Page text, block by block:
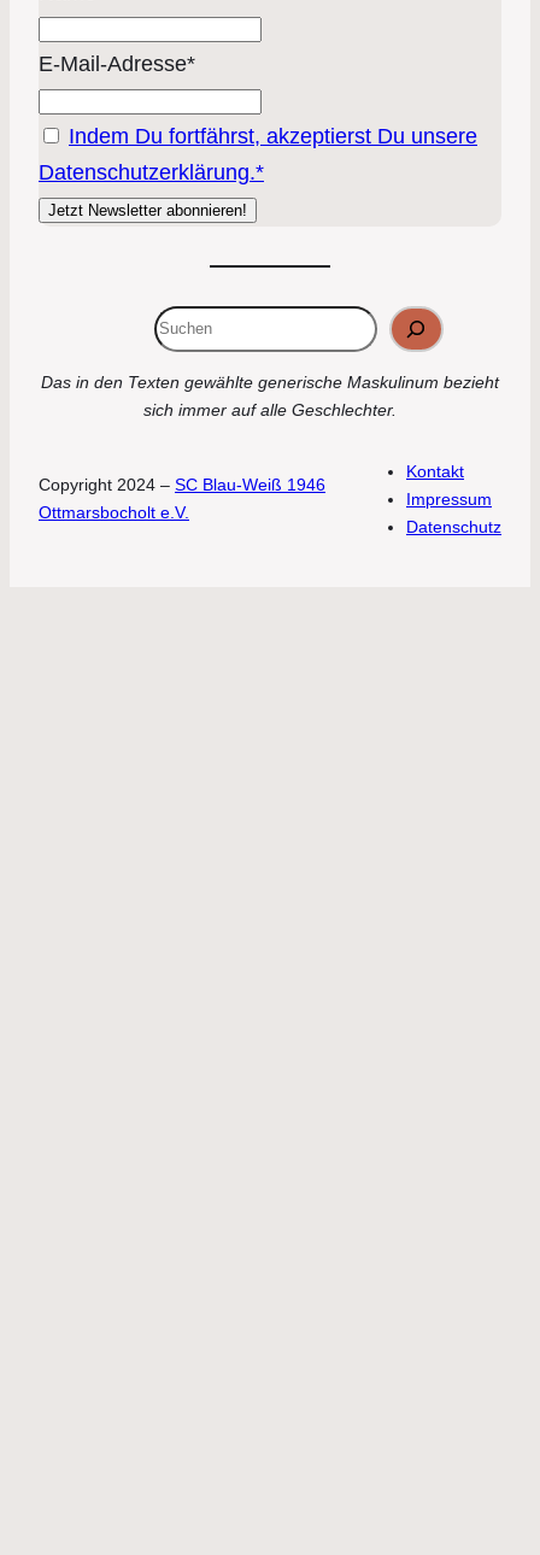
E-Mail-Adresse*
Indem Du fortfährst, akzeptierst Du unsere
Datenschutzerklärung.*
Das in den Texten gewählte generische Maskulinum bezieht
sich immer auf alle Geschlechter.
Copyright 2024 – SC Blau-Weiß 1946
Ottmarsbocholt e.V.
Kontakt
Impressum
Datenschutz